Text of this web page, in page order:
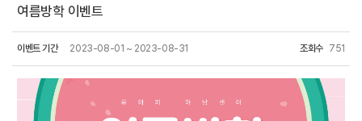
여름방학 이벤트
이벤트 기간 2023-08-01 ~ 2023-08-31 조회수 751